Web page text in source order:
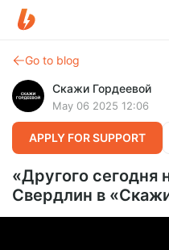
Go to blog
Скажи Гордеевой
May 06 2025 12:06
APPLY FOR SUPPORT
«Другого сегодня
Свердлин в